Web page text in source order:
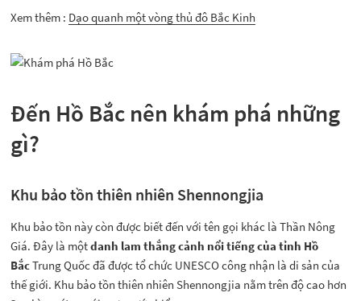
Xem thêm : Dạo quanh một vòng thủ đô Bắc Kinh
Đến Hồ Bắc nên khám phá những
gì?
Khu bảo tồn thiên nhiên Shennongjia
Khu bảo tồn này còn được biết đến với tên gọi khác là Thần Nông
Giá. Đây là mộtdanh lam thắng cảnh nổi tiếng của tỉnh Hồ
BắcTrung Quốc đã được tổ chức UNESCO công nhận là di sản của
thế giới. Khu bảo tồn thiên nhiên Shennongjia nằm trên độ cao hơn